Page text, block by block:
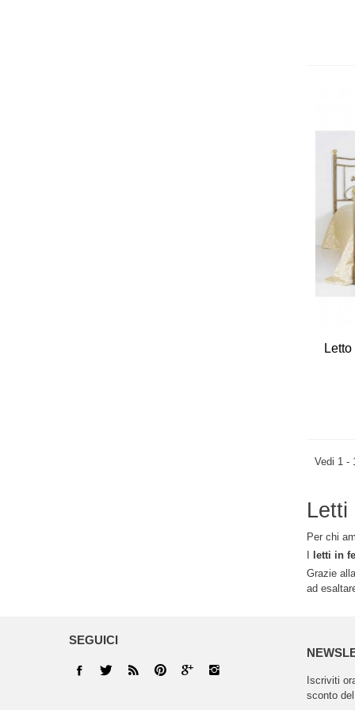
Vedi 1 -
Letti
Per chi
letti in
Grazie
ad
SEGUICI
Iscriviti
sconto